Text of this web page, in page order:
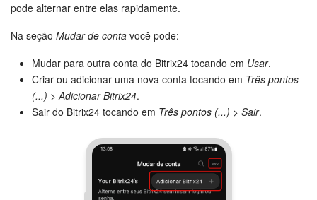
pode alternar entre elas rapidamente.
Na seção Mudar de conta você pode:
Mudar para outra conta do Bitrix24 tocando em Usar.
Criar ou adicionar uma nova conta tocando em Três pontos
(...) >Adicionar Bitrix24.
Sair do Bitrix24 tocando em Três pontos (...) > Sair.